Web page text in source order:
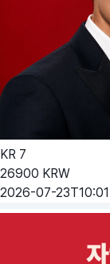
KR 7
26900 KRW
2026-07-